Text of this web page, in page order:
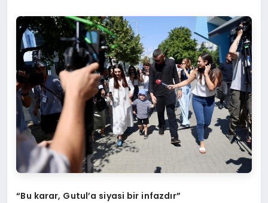
“Bu karar, Gutul’a siyasi bir infazdır”